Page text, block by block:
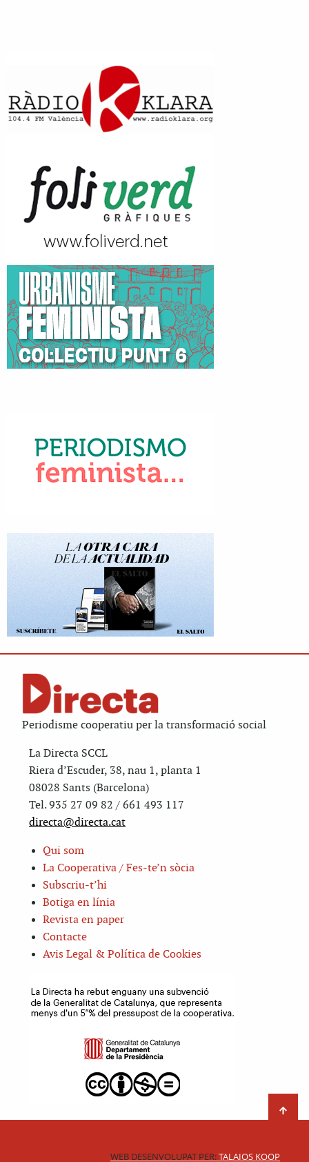
Periodisme cooperatiu per la transformació social
La Directa SCCL
Riera d’Escuder, 38, nau 1, planta 1
08028 Sants (Barcelona)
Tel. 935 27 09 82 / 661 493 117
directa@directa.cat
Qui som
La Cooperativa / Fes-te’n sòcia
Subscriu-t’hi
Botiga en línia
Revista en paper
Contacte
Avis Legal & Política de Cookies
WEB DESENVOLUPAT PER:TALAIOS KOOP